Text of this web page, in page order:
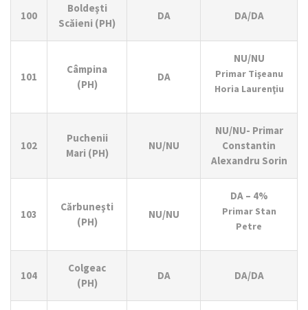
100
Boldeşti
Scăieni (PH)
DA DA/DA
101
Câmpina
(PH)
DA
NU/NU
Primar Tişeanu
Horia Laurenţiu
102
Puchenii
Mari (PH)
NU/NU
NU/NU- Primar
Constantin
Alexandru Sorin
103
Cărbuneşti
(PH)
NU/NU
DA – 4%
Primar Stan
Petre
104
Colgeac
(PH)
DA DA/DA